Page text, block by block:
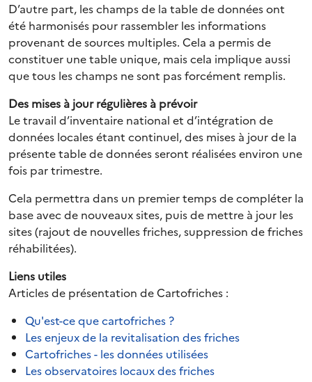
D’autre part, les champs de la table de données ont
été harmonisés pour rassembler les informations
provenant de sources multiples. Cela a permis de
constituer une table unique, mais cela implique aussi
que tous les champs ne sont pas forcément remplis.
Des mises à jour régulières à prévoir
Le travail d’inventaire national et d’intégration de
données locales étant continuel, des mises à jour de la
présente table de données seront réalisées environ une
fois par trimestre.
Cela permettra dans un premier temps de compléter la
base avec de nouveaux sites, puis de mettre à jour les
sites (rajout de nouvelles friches, suppression de friches
réhabilitées).
Liens utiles
Articles de présentation de Cartofriches :
Qu'est-ce que cartofriches ?
Les enjeux de la revitalisation des friches
Cartofriches - les données utilisées
Les observatoires locaux des friches